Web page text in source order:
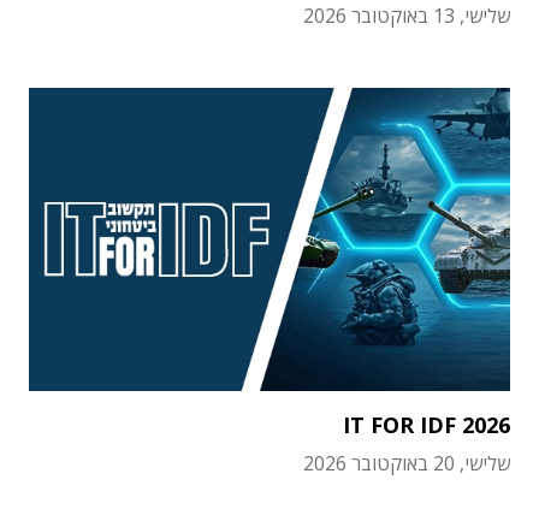
שלישי, 13 באוקטובר 2026
IT FOR IDF 2026
שלישי, 20 באוקטובר 2026